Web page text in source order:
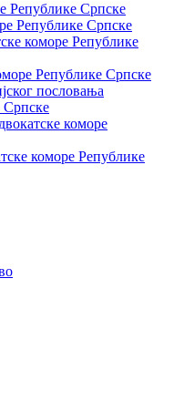
Републике Српске
Републике Српске
коморе Републике
Републике Српске
пословања
Српске
коморе
коморе Републике